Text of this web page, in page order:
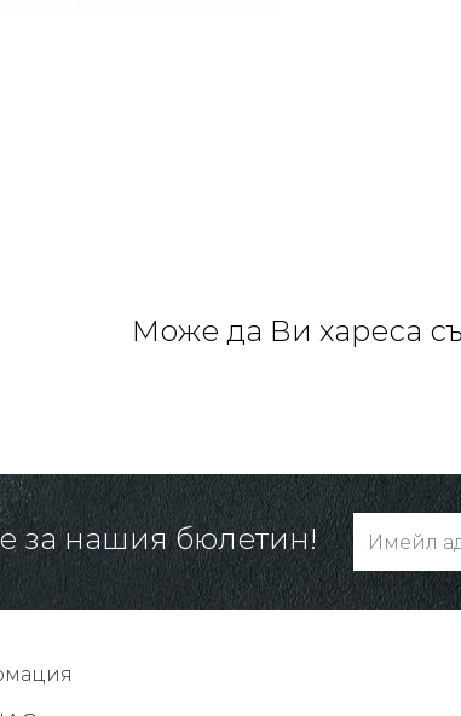
Може да Ви хареса
за нашия бюлетин!